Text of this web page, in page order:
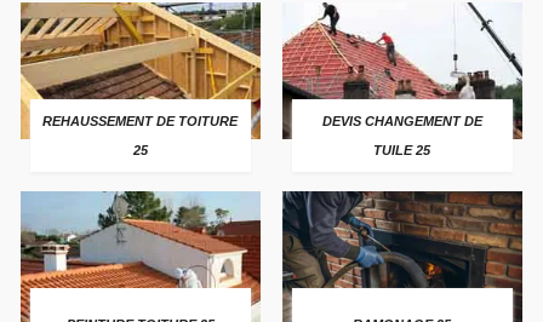
REHAUSSEMENT DE TOITURE
25
DEVIS CHANGEMENT DE
TUILE 25